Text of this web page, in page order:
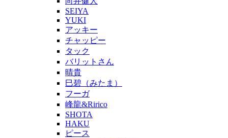
SEIYA
YUKI
アッキー
チャッピー
タック
バリットさん
晴貴
巳碧（みたま）
フーガ
峰龍&Ririco
SHOTA
HAKU
ピース